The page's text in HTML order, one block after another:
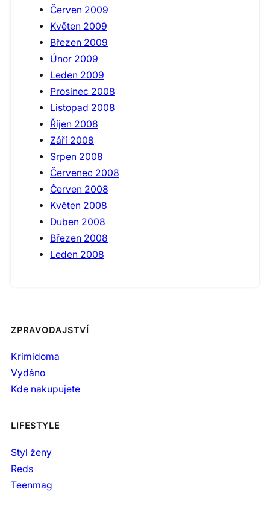
Červen 2009
Květen 2009
Březen 2009
Únor 2009
Leden 2009
Prosinec 2008
Listopad 2008
Říjen 2008
Září 2008
Srpen 2008
Červenec 2008
Červen 2008
Květen 2008
Duben 2008
Březen 2008
Leden 2008
ZPRAVODAJSTVÍ
Krimidoma
Vydáno
Kde nakupujete
LIFESTYLE
Styl ženy
Reds
Teenmag